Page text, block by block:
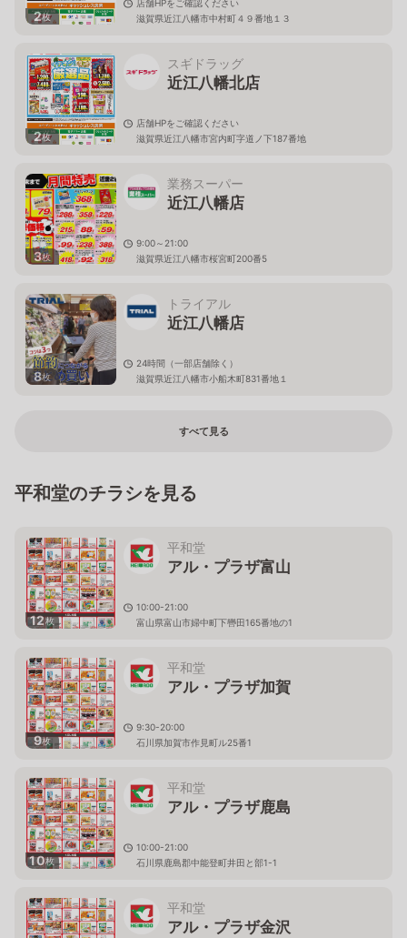
2枚
店舗HPをご確認ください
滋賀県近江八幡市中村町４９番地１３
2枚
スギドラッグ
近江八幡北店
店舗HPをご確認ください
滋賀県近江八幡市宮内町字道ノ下187番地
3枚
業務スーパー
近江八幡店
9:00～21:00
滋賀県近江八幡市桜宮町200番5
8枚
トライアル
近江八幡店
24時間（一部店舗除く）
滋賀県近江八幡市小船木町831番地１
すべて見る
平和堂のチラシを見る
12枚
平和堂
アル・プラザ富山
10:00-21:00
富山県富山市婦中町下轡田165番地の1
9枚
平和堂
アル・プラザ加賀
9:30-20:00
石川県加賀市作見町ル25番1
10枚
平和堂
アル・プラザ鹿島
10:00-21:00
石川県鹿島郡中能登町井田と部1-1
平和堂
アル・プラザ金沢